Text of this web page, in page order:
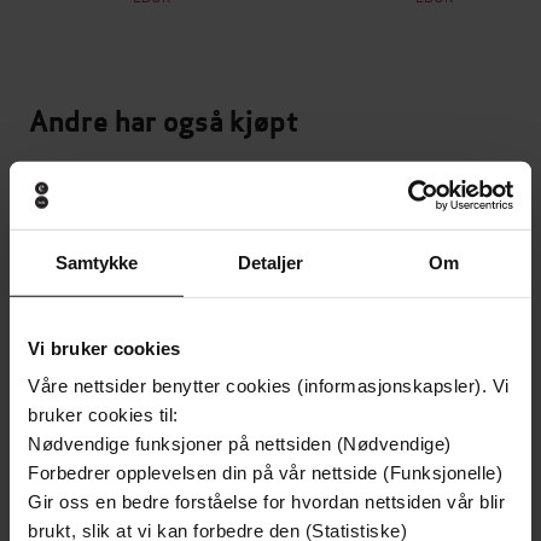
Samtykke Detaljer Om
Vi bruker cookies
Våre nettsider benytter cookies (informasjonskapsler). Vi
bruker cookies til:
Nødvendige funksjoner på nettsiden (Nødvendige)
Forbedrer opplevelsen din på vår nettside (Funksjonelle)
Gir oss en bedre forståelse for hvordan nettsiden vår blir
brukt, slik at vi kan forbedre den (Statistiske)
Andre har også kjøpt
Premium
Første gang på tilbud